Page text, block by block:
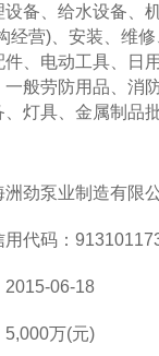
备、给水设备、
经营)、安装、维
、电动工具、日
般劳防用品、消
灯具、金属制品
劲泵业制造有限
代码：
06-18
万(元)